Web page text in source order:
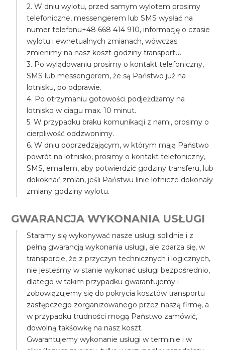
2. W dniu wylotu, przed samym wylotem prosimy
telefoniczne, messengerem lub SMS wysłać na
numer telefonu+48 668 414 910, informację o czasie
wylotu i ewnetualnych zmianach, wówczas
zmienimy na nasz koszt godziny transportu.
3. Po wylądowaniu prosimy o kontakt telefoniczny,
SMS lub messengerem, że są Państwo już na
lotnisku, po odprawie.
4. Po otrzymaniu gotowości podjeżdżamy na
lotnisko w ciagu max. 10 minut.
5. W przypadku braku komunikacji z nami, prosimy o
cierpliwość oddzwonimy.
6. W dniu poprzedzającym, w którym mają Państwo
powrót na lotnisko, prosimy o kontakt telefoniczny,
SMS, emailem, aby potwierdzić godziny transferu, lub
dokoknać zmian, jeśli Państwu linie lotnicze dokonały
zmiany godziny wylotu.
GWARANCJA WYKONANIA USŁUGI
Staramy się wykonywać nasze usługi solidnie i z
pełną gwarancją wykonania usługi, ale zdarza się, w
transporcie, że z przyczyn technicznych i logicznych,
nie jesteśmy w stanie wykonać usługi bezpośrednio,
dlatego w takim przypadku gwarantujemy i
zobowiązujemy się do pokrycia kosztów transportu
zastępczego zorganizowanego przez naszą firmę, a
w przypadku trudności mogą Państwo zamówić,
dowolną takśowkę na nasz koszt.
Gwarantujemy wykonanie usługi w terminie i w